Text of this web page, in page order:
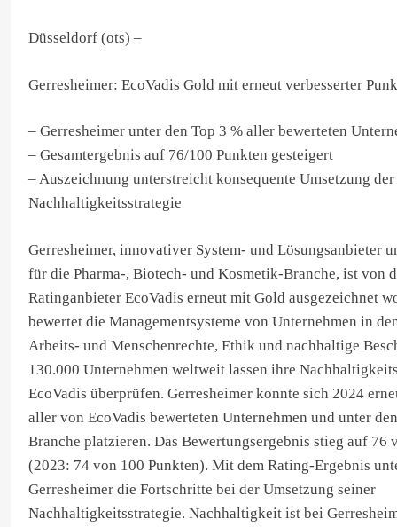
Düsseldorf (ots) –
Gerresheimer: EcoVadis Gold mit erneut verbesserter
– Gerresheimer unter den Top 3 % aller bewerteten
– Gesamtergebnis auf 76/100 Punkten gesteigert
– Auszeichnung unterstreicht konsequente Umsetzung der
Nachhaltigkeitsstrategie
Gerresheimer, innovativer System- und Lösungsanbieter
für die Pharma-, Biotech- und Kosmetik-Branche, ist von
Ratinganbieter EcoVadis erneut mit Gold ausgezeichnet
bewertet die Managementsysteme von Unternehmen in
Arbeits- und Menschenrechte, Ethik und nachhaltige
130.000 Unternehmen weltweit lassen ihre
EcoVadis überprüfen. Gerresheimer konnte sich 2024
aller von EcoVadis bewerteten Unternehmen und unter
Branche platzieren. Das Bewertungsergebnis stieg auf 76
(2023: 74 von 100 Punkten). Mit dem Rating-Ergebnis
Gerresheimer die Fortschritte bei der Umsetzung seiner
Nachhaltigkeitsstrategie. Nachhaltigkeit ist bei